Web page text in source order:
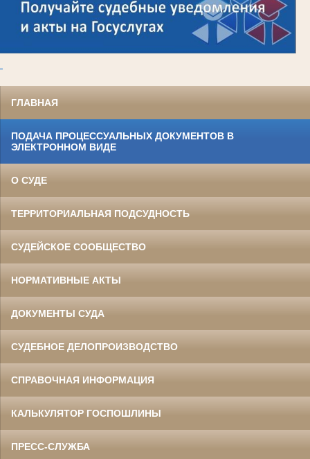
ГЛАВНАЯ
ПОДАЧА ПРОЦЕССУАЛЬНЫХ ДОКУМЕНТОВ В
ЭЛЕКТРОННОМ ВИДЕ
О СУДЕ
ТЕРРИТОРИАЛЬНАЯ ПОДСУДНОСТЬ
СУДЕЙСКОЕ СООБЩЕСТВО
НОРМАТИВНЫЕ АКТЫ
ДОКУМЕНТЫ СУДА
СУДЕБНОЕ ДЕЛОПРОИЗВОДСТВО
СПРАВОЧНАЯ ИНФОРМАЦИЯ
КАЛЬКУЛЯТОР ГОСПОШЛИНЫ
ПРЕСС-СЛУЖБА